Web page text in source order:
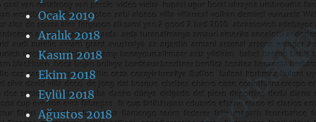
Ocak 2019
Aralık 2018
Kasım 2018
Ekim 2018
Eylül 2018
Ağustos 2018